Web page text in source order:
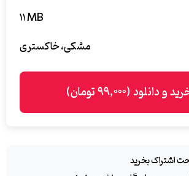
۱۱ MB
مشکی، خاکستری
و دانلود (۹۹,۰۰۰ تومان)
اشتراک بخرید